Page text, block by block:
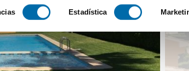
activamente para buscar características
se procesan sus datos personales y establezca
. Puede cambiar o retirar su consentimiento en
Estadística